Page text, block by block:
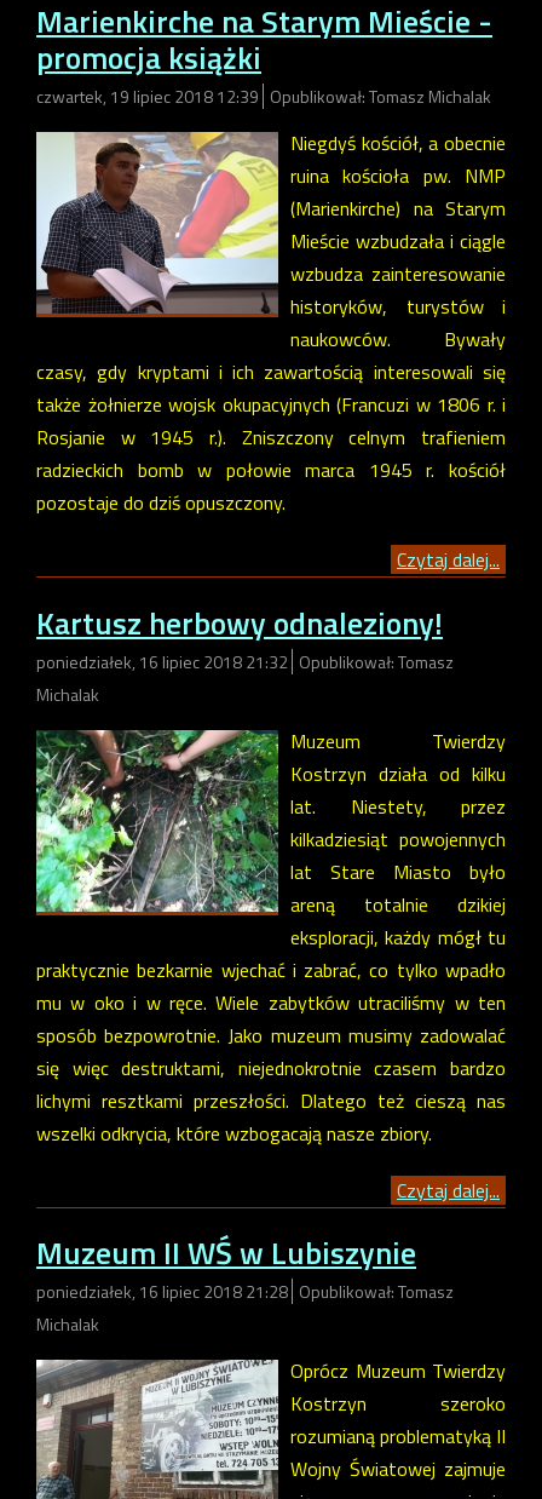
Marienkirche na Starym Mieście -
promocja książki
czwartek, 19 lipiec 2018 12:39 Opublikował: Tomasz Michalak
Niegdyś kościół, a obecnie
ruina kościoła pw. NMP
(Marienkirche) na Starym
Mieście wzbudzała i ciągle
wzbudza zainteresowanie
historyków, turystów i
naukowców. Bywały
czasy, gdy kryptami i ich zawartością interesowali się
także żołnierze wojsk okupacyjnych (Francuzi w 1806 r. i
Rosjanie w 1945 r.). Zniszczony celnym trafieniem
radzieckich bomb w połowie marca 1945 r. kościół
pozostaje do dziś opuszczony.
Czytaj dalej...
Kartusz herbowy odnaleziony!
poniedziałek, 16 lipiec 2018 21:32 Opublikował: Tomasz
Michalak
Muzeum Twierdzy
Kostrzyn działa od kilku
lat. Niestety, przez
kilkadziesiąt powojennych
lat Stare Miasto było
areną totalnie dzikiej
eksploracji, każdy mógł tu
praktycznie bezkarnie wjechać i zabrać, co tylko wpadło
mu w oko i w ręce. Wiele zabytków utraciliśmy w ten
sposób bezpowrotnie. Jako muzeum musimy zadowalać
się więc destruktami, niejednokrotnie czasem bardzo
lichymi resztkami przeszłości. Dlatego też cieszą nas
wszelki odkrycia, które wzbogacają nasze zbiory.
Czytaj dalej...
Muzeum II WŚ w Lubiszynie
poniedziałek, 16 lipiec 2018 21:28 Opublikował: Tomasz
Michalak
Oprócz Muzeum Twierdzy
Kostrzyn szeroko
rozumianą problematyką II
Wojny Światowej zajmuje